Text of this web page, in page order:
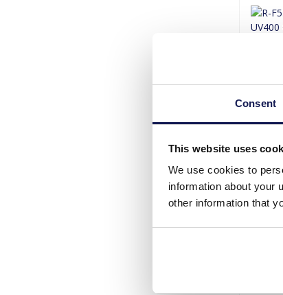
Consent
This website uses
We use cookies to
information about your
other information that